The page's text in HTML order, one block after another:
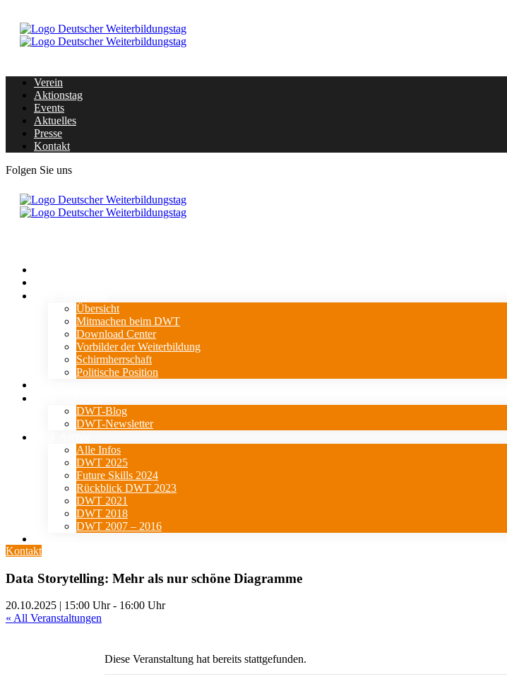
Verein
Aktionstag
Events
Aktuelles
Presse
Kontakt
Folgen Sie uns
Übersicht
Mitmachen beim DWT
Download Center
Vorbilder der Weiterbildung
Schirmherrschaft
Politische Position
DWT-Blog
DWT-Newsletter
Alle Infos
DWT 2025
Future Skills 2024
Rückblick DWT 2023
DWT 2021
DWT 2018
DWT 2007 – 2016
Kontakt
Data Storytelling: Mehr als nur schöne Diagramme
20.10.2025 | 15:00 Uhr- 16:00 Uhr
« All Veranstaltungen
Diese Veranstaltung hat bereits stattgefunden.